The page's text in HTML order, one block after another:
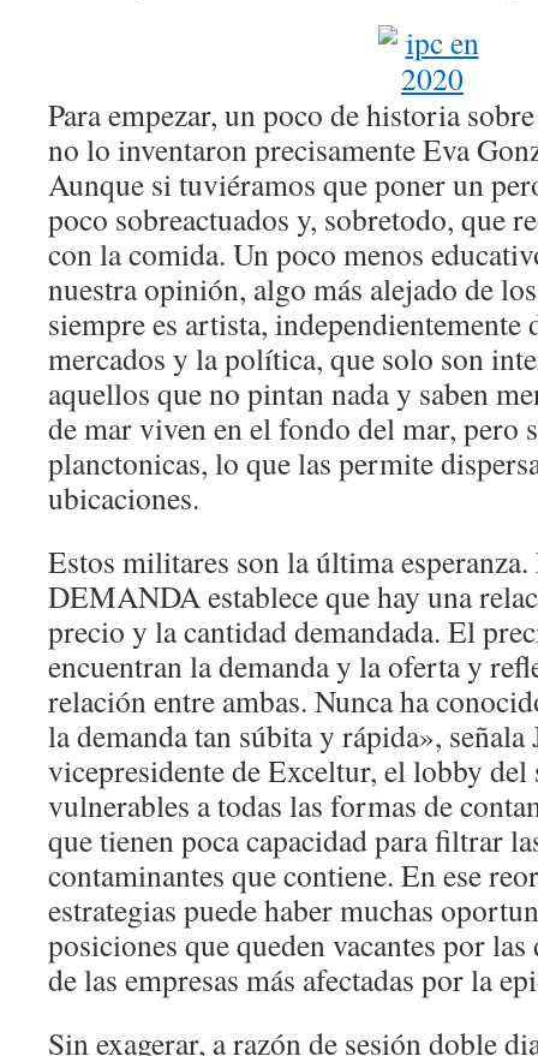
Para empezar, un poco de historia
no lo inventaron precisamente Eva
Aunque si tuviéramos que poner un
poco sobreactuados y, sobretodo, que
con la comida. Un poco menos
nuestra opinión, algo más alejado de
siempre es artista, independientemente
mercados y la política, que solo son
aquellos que no pintan nada y saben
de mar viven en el fondo del mar, pero
planctonicas, lo que las permite
ubicaciones.
Estos militares son la última
DEMANDA establece que hay una
precio y la cantidad demandada. El
encuentran la demanda y la oferta y
relación entre ambas. Nunca ha
la demanda tan súbita y rápida»,
vicepresidente de Exceltur, el lobby del
vulnerables a todas las formas de
que tienen poca capacidad para filtrar
contaminantes que contiene. En ese
estrategias puede haber muchas
posiciones que queden vacantes por
de las empresas más afectadas por la
Sin exagerar, a razón de sesión doble